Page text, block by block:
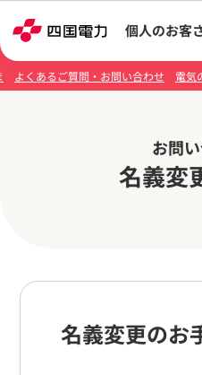
個人のお客
よくあるご質問・お問い合わせ 電気
お問
名義変
名義変更のお